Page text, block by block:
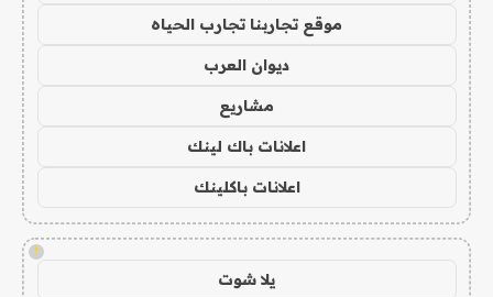
موقع تجاربنا تجارب الحياه
ديوان العرب
مشاريع
اعلانات باك لينك
اعلانات باكلينك
!
يلا شوت